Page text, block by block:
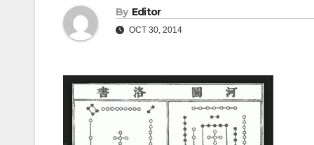
By Editor
OCT 30, 2014